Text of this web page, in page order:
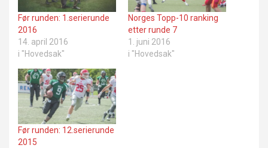
Før runden: 1.serierunde
2016
14. april 2016
i "Hovedsak"
Norges Topp-10 ranking
etter runde 7
1. juni 2016
i "Hovedsak"
Før runden: 12.serierunde
2015